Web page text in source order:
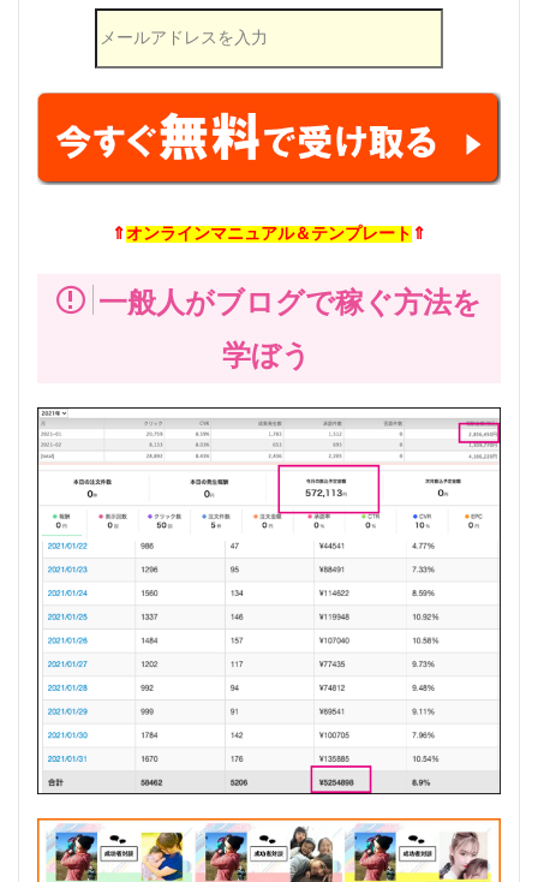
⇑オンラインマニュアル＆テンプレート ⇑
一般人がブログで稼ぐ方法を
学ぼう